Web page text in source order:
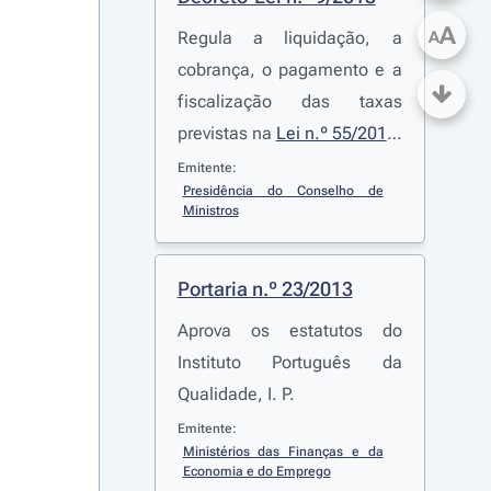
Regula a liquidação, a
cobrança, o pagamento e a
fiscalização das taxas
previstas na Lei n.º 55/2012,
de 6 de setembro, que
aprova a lei das atividades
audiovisuais
Emitente:
Presidência do Conselho de
Ministros
Portaria n.º 23/2013
Aprova os estatutos do
Instituto Português da
Qualidade, I. P.
Emitente:
Ministérios das Finanças e da
Economia e do Emprego
AA